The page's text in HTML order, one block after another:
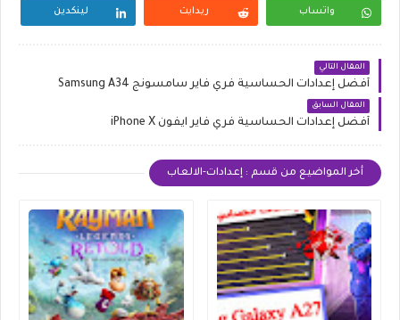
واتساب ريدايت لينكدين
المقال التالي
أفضل إعدادات الحساسية فري فاير سامسونج Samsung A34
المقال السابق
أفضل إعدادات الحساسية فري فاير ايفون iPhone X
أخر المواضيع من قسم : إعدادات-الالعاب